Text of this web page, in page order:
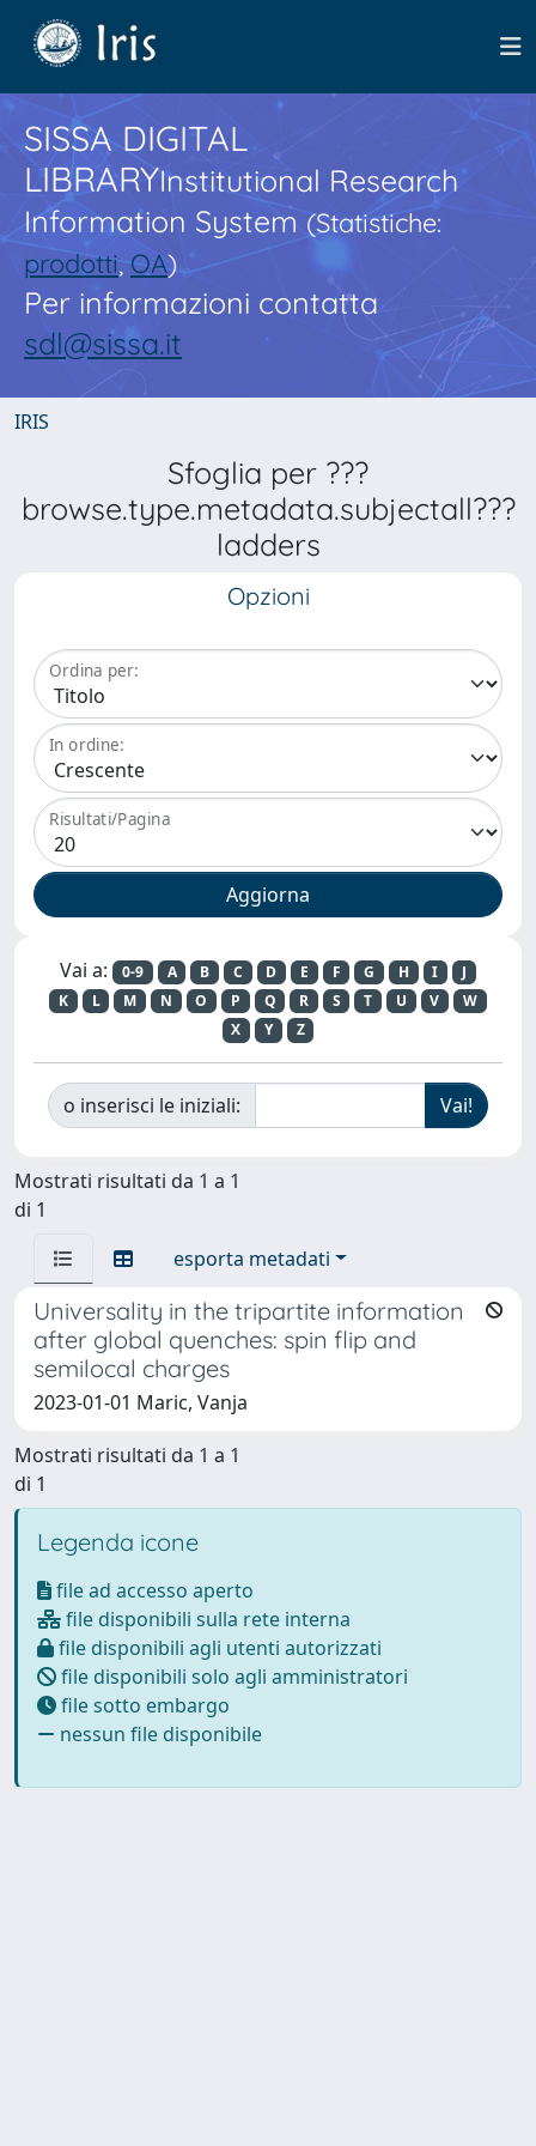
SISSA DIGITAL
LIBRARYInstitutional Research
Information System(Statistiche:
prodotti,OA)
Per informazioni contatta
sdl@sissa.it
IRIS
Sfoglia per ???
browse.type.metadata.subjectall???
ladders
Opzioni
Ordina per:
In ordine:
Risultati/Pagina
Vai a: 0-9 A B C D E F G H I
J
K
L M N O P Q R S T U V
W
X
Y Z
o inserisci le iniziali:
Mostrati risultati da 1 a 1
di 1
esporta metadati
Universality in the tripartite information
after global quenches: spin flip and
semilocal charges
2023-01-01 Maric, Vanja
Mostrati risultati da 1 a 1
di 1
Legenda icone
file ad accesso aperto
file disponibili sulla rete interna
file disponibili agli utenti autorizzati
file disponibili solo agli amministratori
file sotto embargo
nessun file disponibile